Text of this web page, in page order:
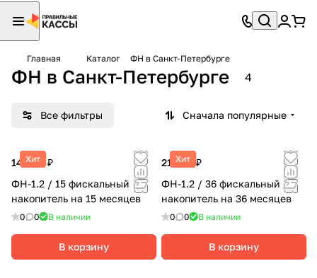
Главная Каталог ФН в Санкт-Петербурге
ФН в Санкт-Петербурге 4
Все фильтры Сначала популярные
Хит
14 900 ₽
ФН-1.2 / 15 фискальный
накопитель на 15 месяцев
0 0 В наличии
В корзину
Хит
21 500 ₽
ФН-1.2 / 36 фискальный
накопитель на 36 месяцев
0 0 В наличии
В корзину